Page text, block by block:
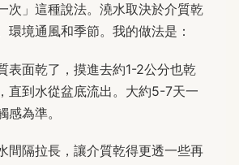
次」這種說法。澆水取決於介質乾
環境通風和季節。我的做法是：
表面乾了，摸進去約1-2公分也乾
直到水從盆底流出。大約5-7天一
感為準。
間隔拉長，讓介質乾得更透一些再